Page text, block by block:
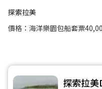
探索拉美
價格：海洋樂園包船套票
探索拉